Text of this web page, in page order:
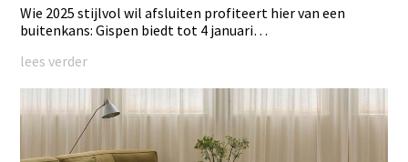
Wie 2025 stijlvol wil afsluiten profiteert hier van een
buitenkans: Gispen biedt tot 4 januari…
lees verder